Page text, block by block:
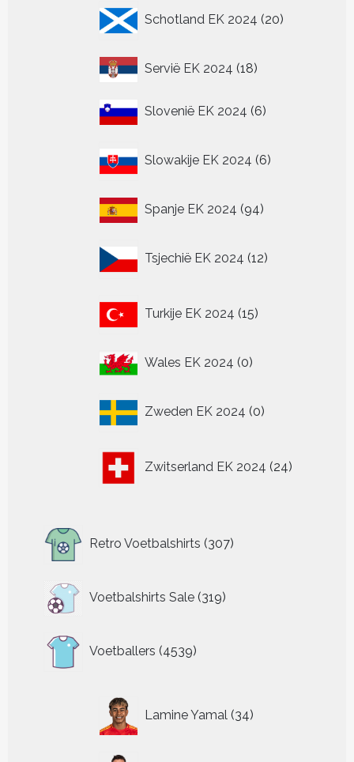
Schotland EK 2024 20
producten
Servië EK 2024 1818
Slovenië EK 2024 66
Slowakije EK 2024 6
producten
Spanje EK 2024 9494
Tsjechië EK 2024 12
producten
Turkije EK 2024 15
producten
Wales EK 2024 00
Zweden EK 2024 0
producten
Zwitserland EK 2024 24
producten
Retro Voetbalshirts 307
producten
Voetbalshirts Sale 319
319
producten
Voetballers 4539
producten
Lamine Yamal 34
producten